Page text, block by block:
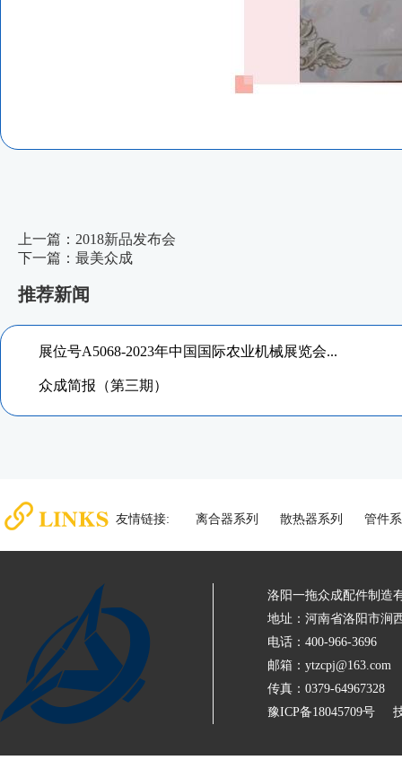
上一篇：2018新品发布会
下一篇：最美众成
推荐新闻
展位号A5068-2023年中国国际农业机械展览会...
众成简报（第三期）
友情链接: 离合器系列 散热器系列 管件
洛阳一拖众成配件制造
地址：河南省洛阳市涧
电话：400-966-3696
邮箱：ytzcpj@163.com
传真：0379-64967328
豫ICP备18045709号 技